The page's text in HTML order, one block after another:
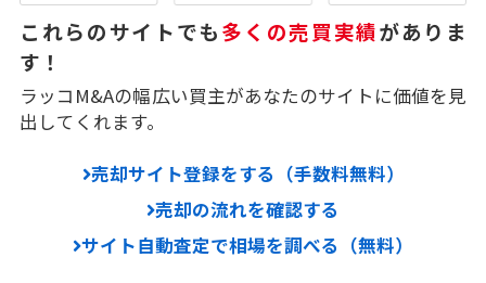
これらのサイトでも多くの売買実績がありま
す！
ラッコM&Aの幅広い買主があなたのサイトに価値を見
出してくれます。
売却サイト登録をする（手数料無料）
売却の流れを確認する
サイト自動査定で相場を調べる（無料）